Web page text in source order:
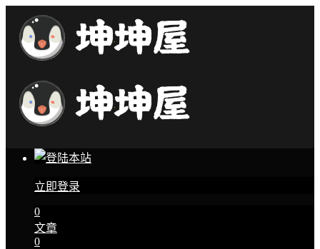
立即登录
0
文章
0